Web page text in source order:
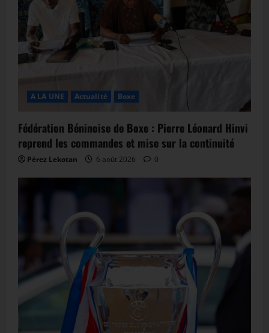
A LA UNE Actualité Boxe
Fédération Béninoise de Boxe : Pierre Léonard Hinvi
reprend les commandes et mise sur la continuité
Pérez Lekotan 6 août 2026 0